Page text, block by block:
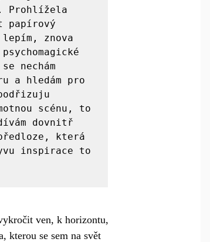
Prohlížela
papírový
znova
nechám
a hledám pro
scénu, to
dovnitř
která
inspirace to
ven, k horizontu,
kterou se sem na svět